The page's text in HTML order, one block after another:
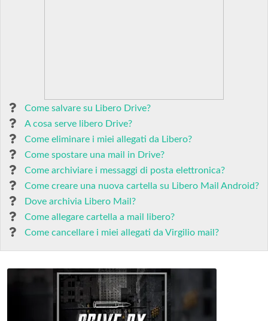
Come salvare su Libero Drive?
A cosa serve libero Drive?
Come eliminare i miei allegati da Libero?
Come spostare una mail in Drive?
Come archiviare i messaggi di posta elettronica?
Come creare una nuova cartella su Libero Mail Android?
Dove archivia Libero Mail?
Come allegare cartella a mail libero?
Come cancellare i miei allegati da Virgilio mail?